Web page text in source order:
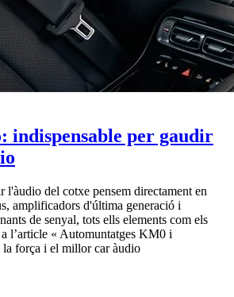
indispensable per gaudir
l'àudio del cotxe pensem directament en
amplificadors d'última generació i
de senyal, tots ells elements com els
l’article « Automuntatges KM0 i
força i el millor car àudio